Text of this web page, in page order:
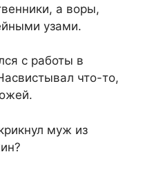
а воры,
узами.
с работы в
что-то,
муж из